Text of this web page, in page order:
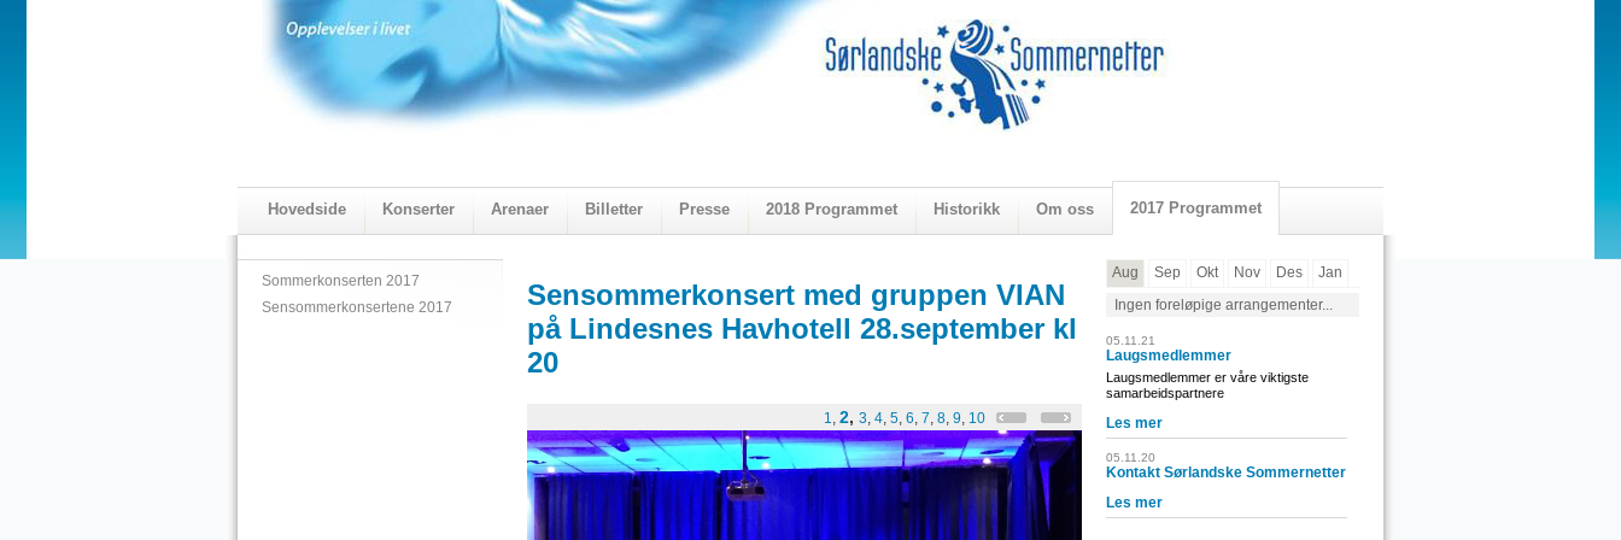
Hovedside Konserter Arenaer Billetter Presse 2018 Programmet Historikk Om oss 2017 Programmet
2018 Programmet Visningskatalogen 2018
Sommerkonserten 2017
Sensommerkonsertene 2017
Sensommerkonsert med gruppen VIAN
på Lindesnes Havhotell 28.september kl
20
1, 2, 3, 4, 5, 6, 7, 8, 9, 10
Aug Sep Okt Nov Des
Jan
Ingen foreløpige arrangementer...
05.11.21
Laugsmedlemmer
Laugsmedlemmer er våre viktigste
samarbeidspartnere
Les mer
05.11.20
Kontakt Sørlandske Sommernetter
Les mer